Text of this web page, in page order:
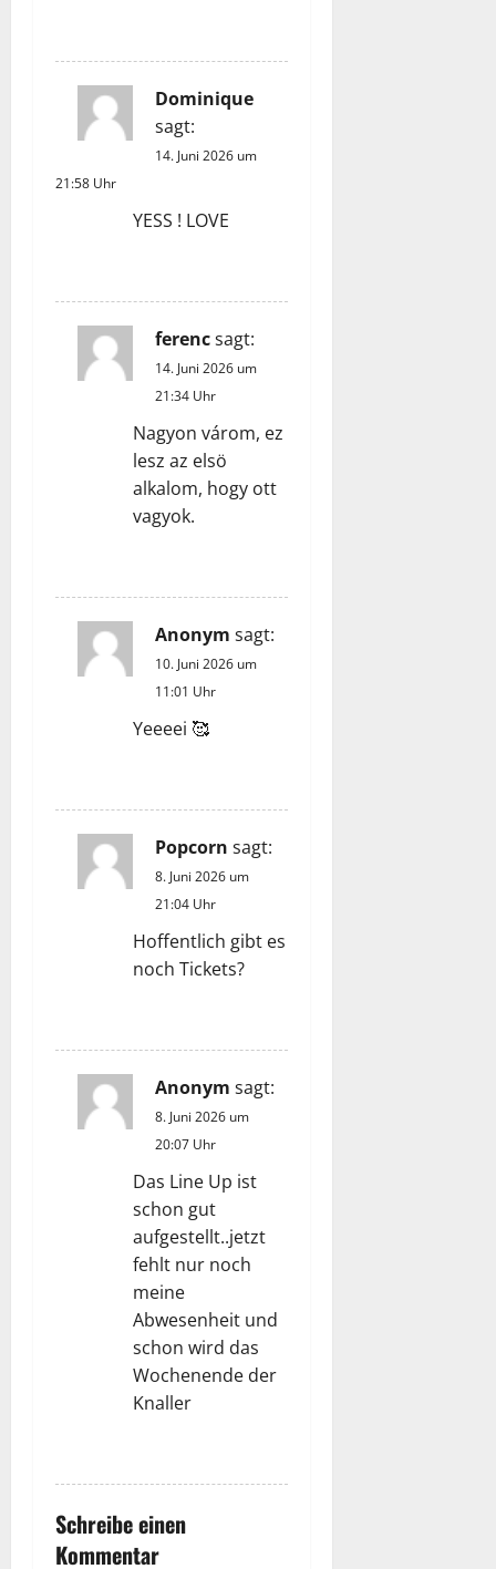
Dominique
sagt:
14. Juni 2026 um
21:58 Uhr
YESS ! LOVE
ferencsagt:
14. Juni 2026 um
21:34 Uhr
Nagyon várom, ez
lesz az elsö
alkalom, hogy ott
vagyok.
Anonym sagt:
10. Juni 2026 um
11:01 Uhr
Yeeeei 🥰
Popcorn sagt:
8. Juni 2026 um
21:04 Uhr
Hoffentlich gibt es
noch Tickets?
Anonym sagt:
8. Juni 2026 um
20:07 Uhr
Das Line Up ist
schon gut
aufgestellt..jetzt
fehlt nur noch
meine
Abwesenheit und
schon wird das
Wochenende der
Knaller
Schreibe einen
Kommentar